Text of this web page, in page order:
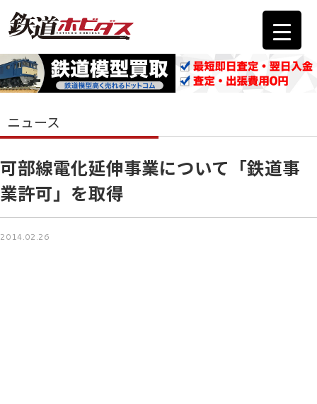
ニュース
可部線電化延伸事業について「鉄道事
業許可」を取得
2014.02.26